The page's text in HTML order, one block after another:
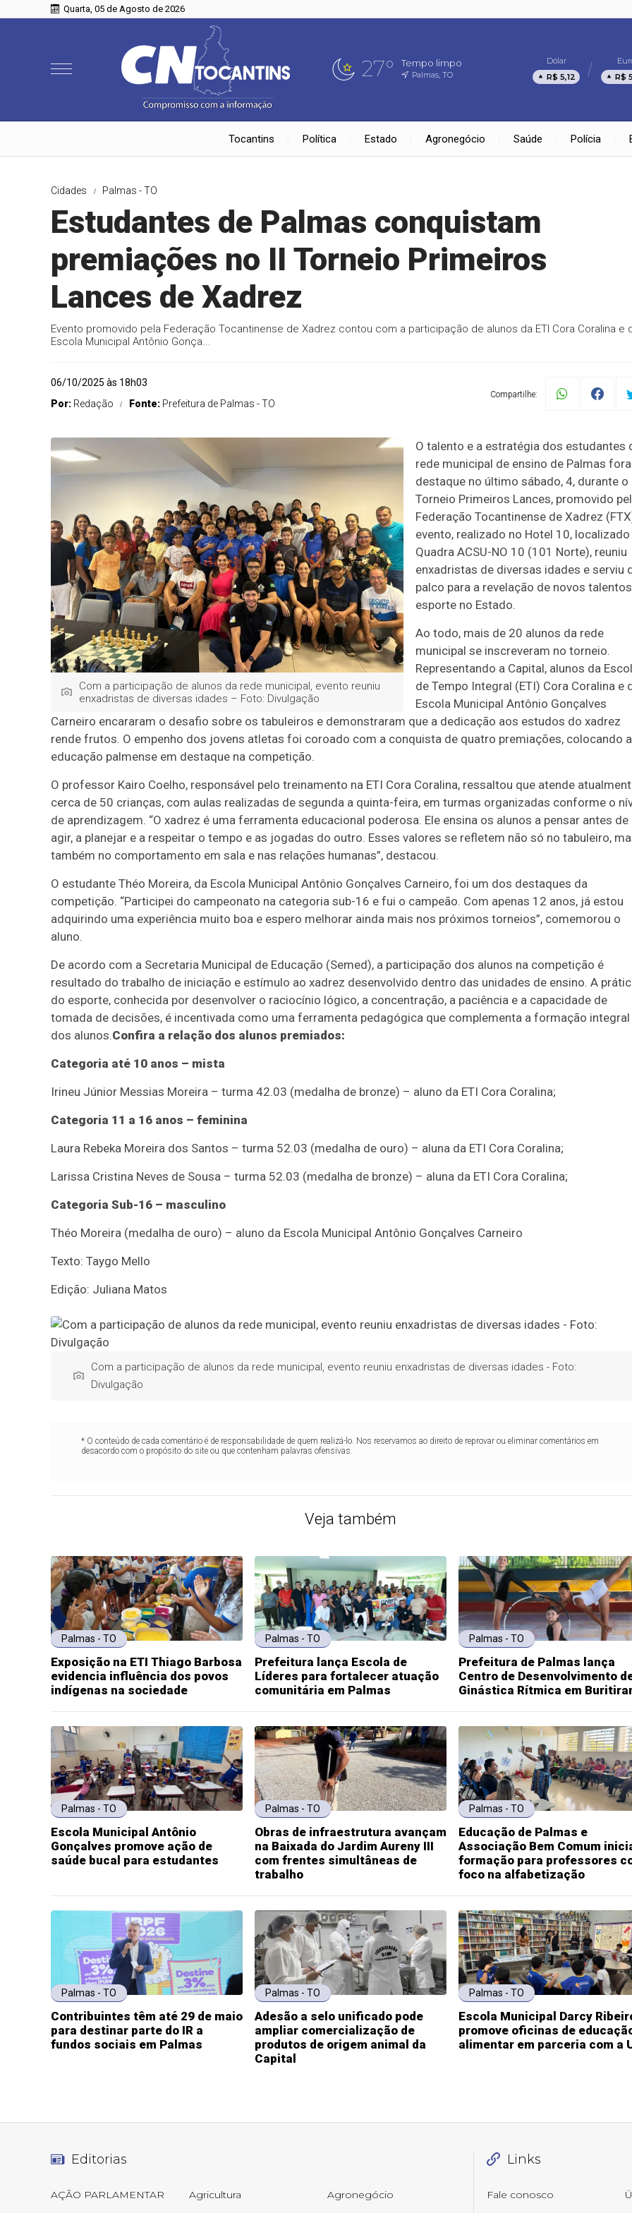
Quarta, 05 de Agosto de 2026
27° Tempo limpo
Palmas, TO
Dólar
R$ 5,12
R$
Tocantins Política Estado Agronegócio Saúde Polícia
Cidades Palmas - TO
Estudantes de Palmas conquistam
premiações no II Torneio Primeiros
Lances de Xadrez
Evento promovido pela Federação Tocantinense de Xadrez contou com a participação de alunos da ETI Cora Coralina e
Escola Municipal Antônio Gonça...
06/10/2025 às 18h03
Por: Redação Fonte: Prefeitura de Palmas - TO
Compartilhe:
Com a participação de alunos da rede municipal, evento reuniu
enxadristas de diversas idades – Foto: Divulgação
O talento e a estratégia dos estudantes
rede municipal de ensino de Palmas
destaque no último sábado, 4, durante o
Torneio Primeiros Lances, promovido
Federação Tocantinense de Xadrez
evento, realizado no Hotel 10, localizado
Quadra ACSU-NO 10 (101 Norte), reuniu
enxadristas de diversas idades e serviu
palco para a revelação de novos
esporte no Estado.
Ao todo, mais de 20 alunos da rede
municipal se inscreveram no torneio.
Representando a Capital, alunos da
de Tempo Integral (ETI) Cora Coralina e
Escola Municipal Antônio Gonçalves
Carneiro encararam o desafio sobre os tabuleiros e demonstraram que a dedicação aos estudos do xadrez
rende frutos. O empenho dos jovens atletas foi coroado com a conquista de quatro premiações, colocando a
educação palmense em destaque na competição.
O professor Kairo Coelho, responsável pelo treinamento na ETI Cora Coralina, ressaltou que atende
cerca de 50 crianças, com aulas realizadas de segunda a quinta-feira, em turmas organizadas conforme o
de aprendizagem. “O xadrez é uma ferramenta educacional poderosa. Ele ensina os alunos a pensar antes de
agir, a planejar e a respeitar o tempo e as jogadas do outro. Esses valores se refletem não só no tabuleiro,
também no comportamento em sala e nas relações humanas”, destacou.
O estudante Théo Moreira, da Escola Municipal Antônio Gonçalves Carneiro, foi um dos destaques da
competição. “Participei do campeonato na categoria sub-16 e fui o campeão. Com apenas 12 anos, já estou
adquirindo uma experiência muito boa e espero melhorar ainda mais nos próximos torneios”, comemorou o
aluno.
De acordo com a Secretaria Municipal de Educação (Semed), a participação dos alunos na competição é
resultado do trabalho de iniciação e estímulo ao xadrez desenvolvido dentro das unidades de ensino. A
do esporte, conhecida por desenvolver o raciocínio lógico, a concentração, a paciência e a capacidade de
tomada de decisões, é incentivada como uma ferramenta pedagógica que complementa a formação integral
dos alunos.Confira a relação dos alunos premiados:
Categoria até 10 anos – mista
Irineu Júnior Messias Moreira – turma 42.03 (medalha de bronze) – aluno da ETI Cora Coralina;
Categoria 11 a 16 anos – feminina
Laura Rebeka Moreira dos Santos – turma 52.03 (medalha de ouro) – aluna da ETI Cora Coralina;
Larissa Cristina Neves de Sousa – turma 52.03 (medalha de bronze) – aluna da ETI Cora Coralina;
Categoria Sub-16 – masculino
Théo Moreira (medalha de ouro) – aluno da Escola Municipal Antônio Gonçalves Carneiro
Texto: Taygo Mello
Edição: Juliana Matos
Com a participação de alunos da rede municipal, evento reuniu enxadristas de diversas idades - Foto:
Divulgação
* O conteúdo de cada comentário é de responsabilidade de quem realizá-lo. Nos reservamos ao direito de reprovar ou eliminar comentários em
desacordo com o propósito do site ou que contenham palavras ofensivas.
Veja também
Palmas - TO
Exposição na ETI Thiago Barbosa
evidencia influência dos povos
indígenas na sociedade
Palmas - TO
Prefeitura lança Escola de
Líderes para fortalecer atuação
comunitária em Palmas
Palmas - TO
Prefeitura de Palmas lança
Centro de Desenvolvimento
Ginástica Rítmica em
Palmas - TO
Escola Municipal Antônio
Gonçalves promove ação de
saúde bucal para estudantes
Palmas - TO
Obras de infraestrutura avançam
na Baixada do Jardim Aureny III
com frentes simultâneas de
trabalho
Palmas - TO
Educação de Palmas e
Associação Bem Comum
formação para professores
foco na alfabetização
Palmas - TO
Contribuintes têm até 29 de maio
para destinar parte do IR a
fundos sociais em Palmas
Palmas - TO
Adesão a selo unificado pode
ampliar comercialização de
produtos de origem animal da
Capital
Palmas - TO
Escola Municipal Darcy
promove oficinas de
alimentar em parceria com a
Editorias
AÇÃO PARLAMENTAR Agricultura Agronegócio
Links
Fale conosco